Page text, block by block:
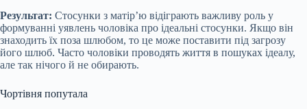
Результат: Стосунки з матір’ю відіграють важливу роль у
формуванні уявлень чоловіка про ідеальні стосунки. Якщо він
знаходить їх поза шлюбом, то це може поставити під загрозу
його шлюб. Часто чоловіки проводять життя в пошуках ідеалу,
але так нічого й не обирають.
Чортівня попутала